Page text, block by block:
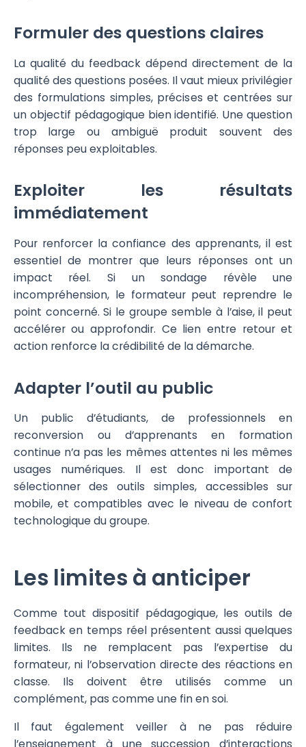
Formuler des questions claires
La qualité du feedback dépend directement de la
qualité des questions posées. Il vaut mieux privilégier
des formulations simples, précises et centrées sur
un objectif pédagogique bien identifié. Une question
trop large ou ambiguë produit souvent des
réponses peu exploitables.
Exploiter les résultats
immédiatement
Pour renforcer la confiance des apprenants, il est
essentiel de montrer que leurs réponses ont un
impact réel. Si un sondage révèle une
incompréhension, le formateur peut reprendre le
point concerné. Si le groupe semble à l’aise, il peut
accélérer ou approfondir. Ce lien entre retour et
action renforce la crédibilité de la démarche.
Adapter l’outil au public
Un public d’étudiants, de professionnels en
reconversion ou d’apprenants en formation
continue n’a pas les mêmes attentes ni les mêmes
usages numériques. Il est donc important de
sélectionner des outils simples, accessibles sur
mobile, et compatibles avec le niveau de confort
technologique du groupe.
Les limites à anticiper
Comme tout dispositif pédagogique, les outils de
feedback en temps réel présentent aussi quelques
limites. Ils ne remplacent pas l’expertise du
formateur, ni l’observation directe des réactions en
classe. Ils doivent être utilisés comme un
complément, pas comme une fin en soi.
Il faut également veiller à ne pas réduire